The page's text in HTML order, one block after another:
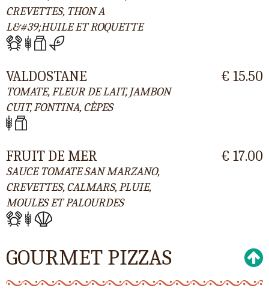
CREVETTES, THON A
L&#39;HUILE ET ROQUETTE
VALDOSTANE
TOMATE, FLEUR DE LAIT, JAMBON
CUIT, FONTINA, CÈPES
€ 15.50
FRUIT DE MER
SAUCE TOMATE SAN MARZANO,
CREVETTES, CALMARS, PLUIE,
MOULES ET PALOURDES
€ 17.00
GOURMET PIZZAS